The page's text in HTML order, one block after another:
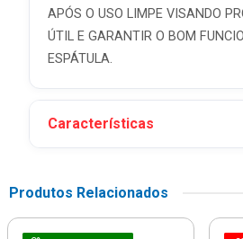
APÓS O USO LIMPE VISANDO
ÚTIL E GARANTIR O BOM
ESPÁTULA.
Características
Produtos Relacionados